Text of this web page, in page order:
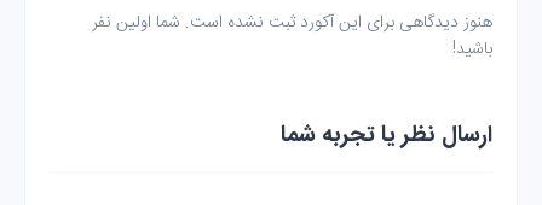
هنوز دیدگاهی برای این آکورد ثبت نشده است. شما اولین نفر
باشید!
ارسال نظر یا تجربه شما